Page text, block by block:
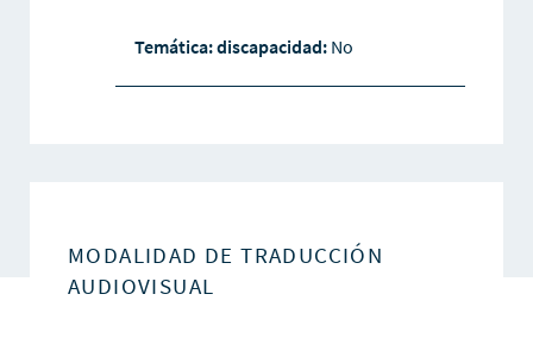
Temática: discapacidad: No
MODALIDAD DE TRADUCCIÓN
AUDIOVISUAL